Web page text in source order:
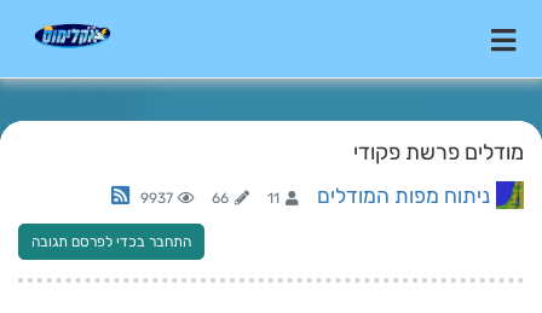
מודלים פרשת פקודי
ניתוח מפות המודלים 11
66
9937
התחבר בכדי לפרסם תגובה